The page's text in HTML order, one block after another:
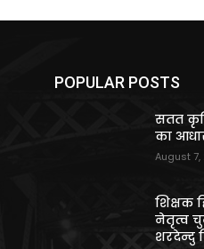
POPULAR POSTS
सतत
का
August
शिक्षक
नेतृत्व
शरदेन्दु